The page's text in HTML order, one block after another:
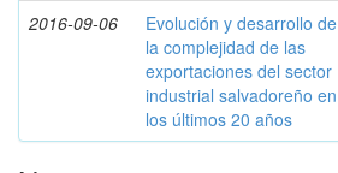
2016-09-06
Evolución y desarrollo de
la complejidad de las
exportaciones del sector
industrial salvadoreño en
los últimos 20 años